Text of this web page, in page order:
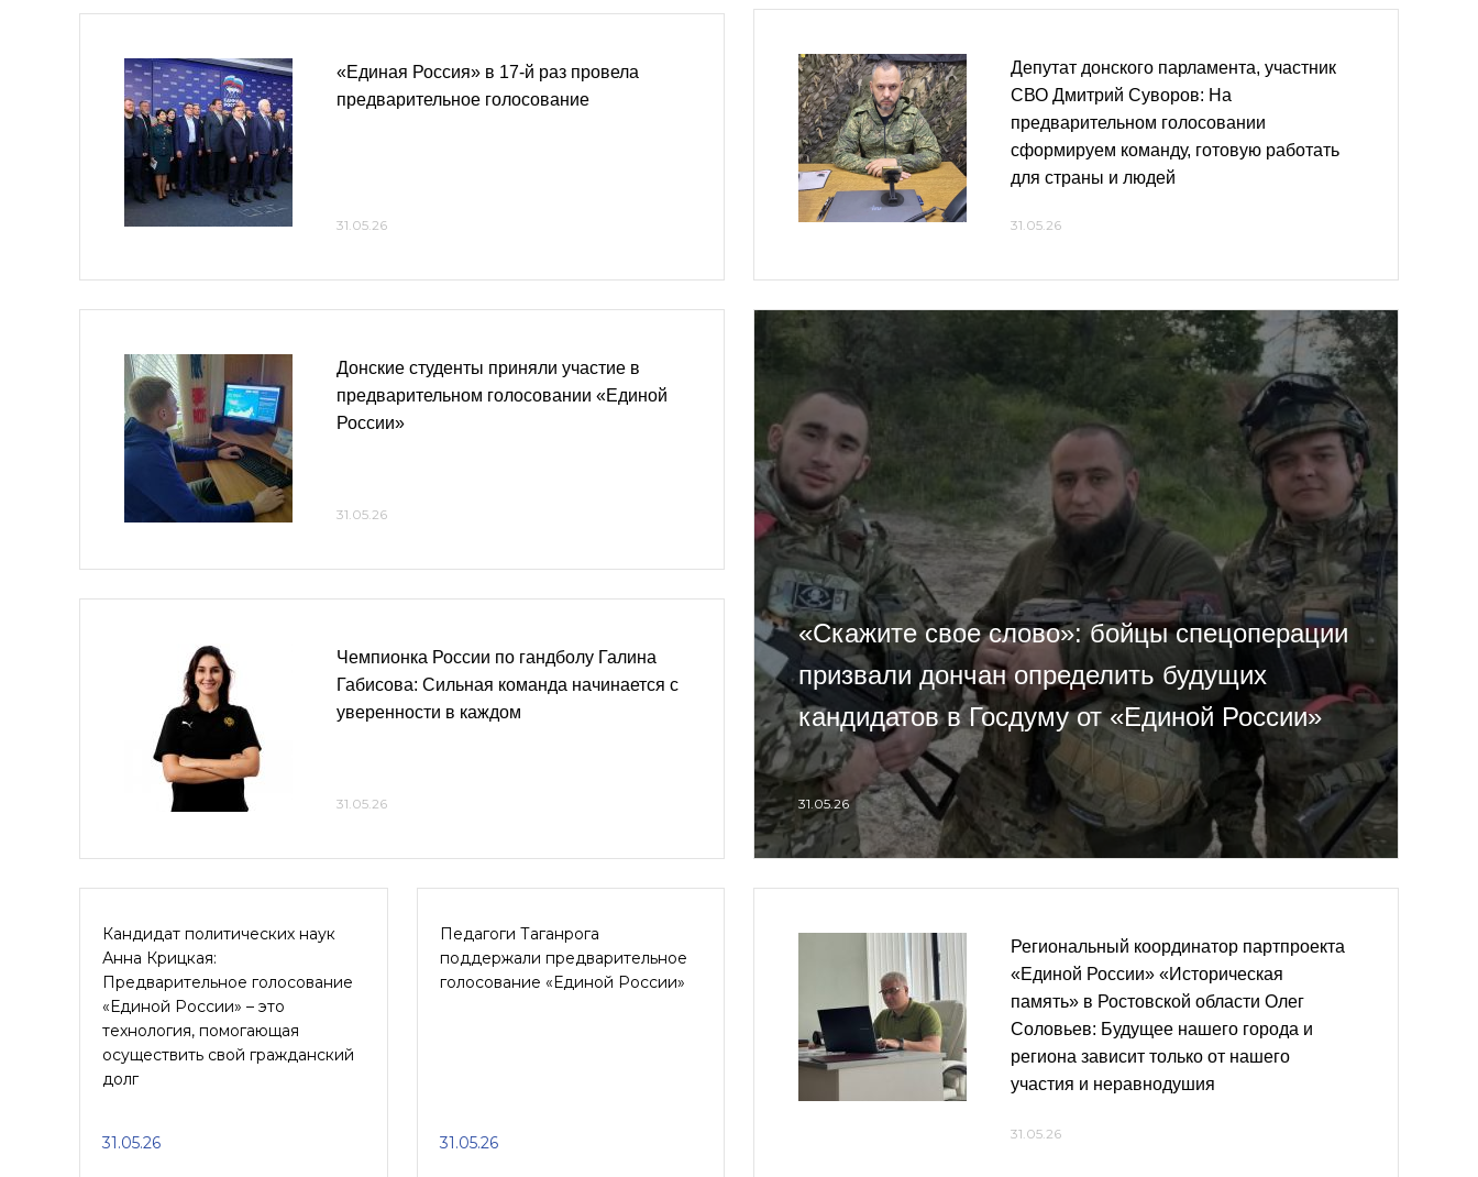
«Единая Россия» в 17-й раз провела
предварительное голосование
31.05.26
Депутат донского парламента, участник
СВО Дмитрий Суворов: На
предварительном голосовании
сформируем команду, готовую работать
для страны и людей
31.05.26
Донские студенты приняли участие в
предварительном голосовании «Единой
России»
31.05.26
Чемпионка России по гандболу Галина
Габисова: Сильная команда начинается с
уверенности в каждом
31.05.26
«Скажите свое слово»: бойцы спецоперации
призвали дончан определить будущих
кандидатов в Госдуму от «Единой России»
31.05.26
Кандидат политических наук
Анна Крицкая:
Предварительное голосование
«Единой России» – это
технология, помогающая
осуществить свой гражданский
долг
31.05.26
Педагоги Таганрога
поддержали предварительное
голосование «Единой России»
31.05.26
Региональный координатор партпроекта
«Единой России» «Историческая
память» в Ростовской области Олег
Соловьев: Будущее нашего города и
региона зависит только от нашего
участия и неравнодушия
31.05.26